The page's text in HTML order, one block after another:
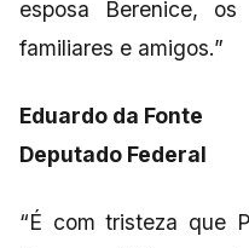
esposa Berenice,
familiares e amigos.”
Eduardo da Fonte
Deputado Federal
“É com tristeza que